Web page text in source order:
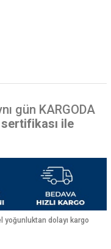
gün KARGODA
ile
dolayı kargo